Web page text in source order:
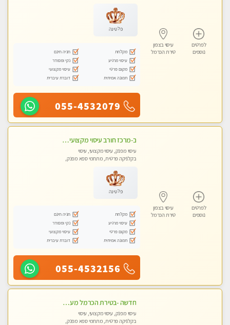
לפרטים
נוספים
עיסוי בצפון
טירת הכרמל
פלטינה
מקלחת
חניה חינם
עיסוי מרגיע
נקי ומסודר
מקום פרטי
עיסוי מקצועי
תמונה אמיתית
דוברת עיברית
055-4532079
לפרטים
נוספים
עיסוי בצפון
טירת הכרמל
ב-מרכז חורב עיסוי מקצועי מפנק גוף לגוף עיסוי קלאסי ועוד...מקום פרטי מעסה מקצועית צעירה ואיכותית
עיסוי מפנק, עיסוי מקצועי, עיסוי
בקלניקה פרטית, מתחמי ספא מפנק,
פלטינה
מקלחת
חניה חינם
עיסוי מרגיע
נקי ומסודר
מקום פרטי
עיסוי מקצועי
תמונה אמיתית
דוברת עיברית
055-4532156
חדשה -בטירת הכרמל מעסה איכותית מפנקת ומקצועית עיסוי חלומי ..... בקריות
עיסוי מפנק, עיסוי מקצועי, עיסוי
בקלניקה פרטית, מתחמי ספא מפנק,